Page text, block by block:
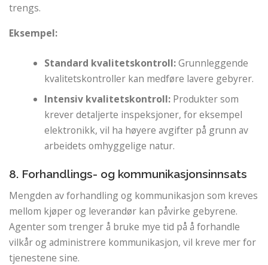
trengs.
Eksempel:
Standard kvalitetskontroll:Grunnleggende
kvalitetskontroller kan medføre lavere gebyrer.
Intensiv kvalitetskontroll: Produkter som
krever detaljerte inspeksjoner, for eksempel
elektronikk, vil ha høyere avgifter på grunn av
arbeidets omhyggelige natur.
8. Forhandlings- og kommunikasjonsinnsats
Mengden av forhandling og kommunikasjon som kreves
mellom kjøper og leverandør kan påvirke gebyrene.
Agenter som trenger å bruke mye tid på å forhandle
vilkår og administrere kommunikasjon, vil kreve mer for
tjenestene sine.